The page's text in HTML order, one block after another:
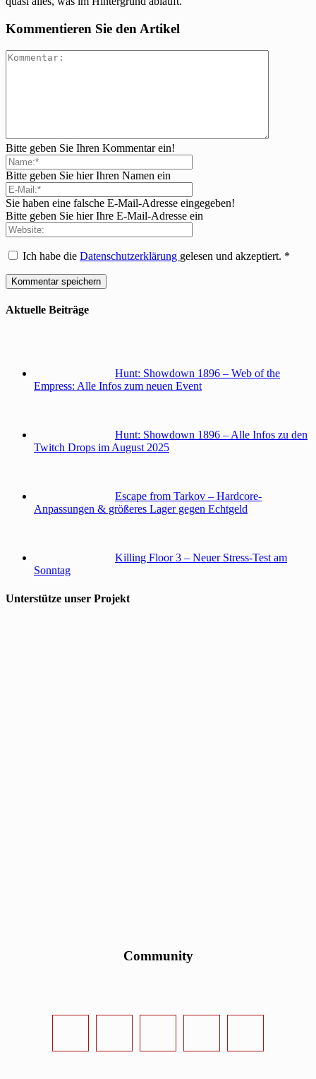
Kommentieren Sie den Artikel
Bitte geben Sie Ihren Kommentar ein!
Bitte geben Sie hier Ihren Namen ein
Sie haben eine falsche E-Mail-Adresse eingegeben!
Bitte geben Sie hier Ihre E-Mail-Adresse ein
Ich habe die Datenschutzerklärung gelesen und akzeptiert. *
Aktuelle Beiträge
Hunt: Showdown 1896 – Web of the
Empress: Alle Infos zum neuen Event
Hunt: Showdown 1896 – Alle Infos zu den
Twitch Drops im August 2025
Escape from Tarkov – Hardcore-
Anpassungen & größeres Lager gegen Echtgeld
Killing Floor 3 – Neuer Stress-Test am
Sonntag
Unterstütze unser Projekt
Community